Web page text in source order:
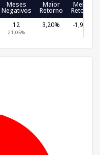
Meses
Negativos
Maior
Retorno
Menor
Retorno
12
21,05%
3,20% -1,93%